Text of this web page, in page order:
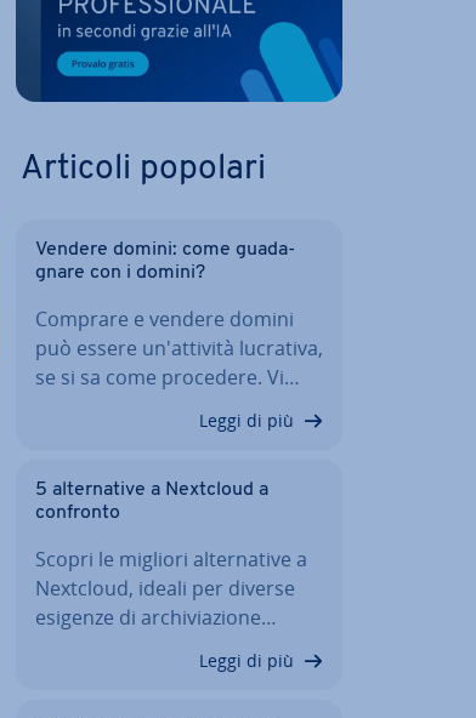
Articoli popolari
Vendere domini: come gua­da­
gna­re con i domini?
Comprare e vendere domini
può essere un'at­ti­vi­tà lucrativa,
se si sa come procedere. Vi…
Leggi di più
5 al­ter­na­ti­ve a Nextcloud a
confronto
Scopri le migliori al­ter­na­ti­ve a
Nextcloud, ideali per diverse
esigenze di ar­chi­via­zio­ne…
Leggi di più